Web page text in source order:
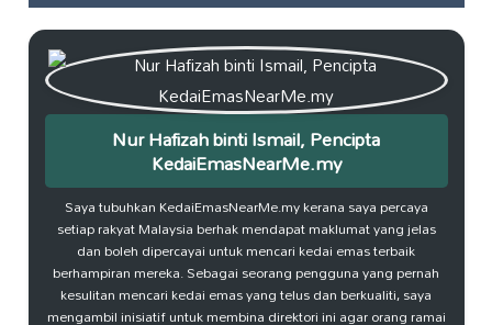
Nur Hafizah binti Ismail, Pencipta
KedaiEmasNearMe.my
Saya tubuhkan KedaiEmasNearMe.my kerana saya percaya
setiap rakyat Malaysia berhak mendapat maklumat yang jelas
dan boleh dipercayai untuk mencari kedai emas terbaik
berhampiran mereka. Sebagai seorang pengguna yang pernah
kesulitan mencari kedai emas yang telus dan berkualiti, saya
mengambil inisiatif untuk membina direktori ini agar orang ramai